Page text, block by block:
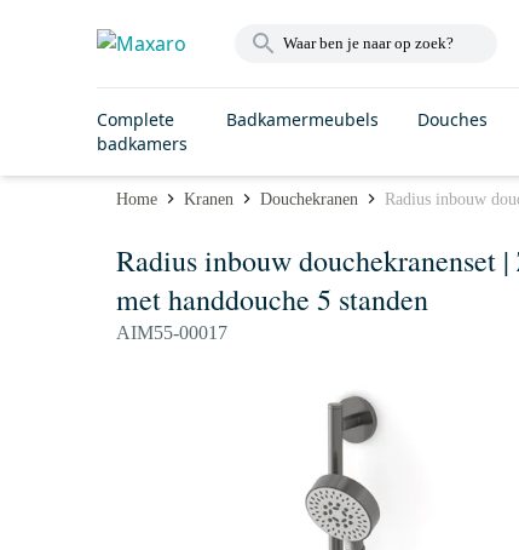
Complete
badkamers
Badkamermeubels Douches
Home Kranen Douchekranen Radius inbouw
Radius inbouw douchekranenset
met handdouche 5 standen
AIM55-00017